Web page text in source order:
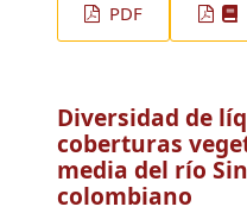
PDF
Diversidad de
coberturas
media del río
colombiano